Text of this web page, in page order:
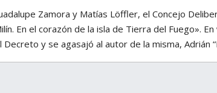
Zamora y Matías Löffler, el Concejo
En el corazón de la isla de Tierra del Fuego».
y se agasajó al autor de la misma, Adrián